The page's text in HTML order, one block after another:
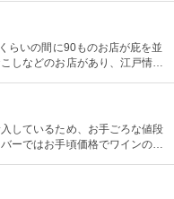
らいの間に90ものお店が庇を並
しなどのお店があり、江戸情緒
しているため、お手ごろな値段
ーではお手頃価格でワインのテ